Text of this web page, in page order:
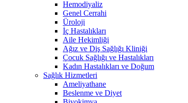
Hemodiyaliz
Genel Cerrahi
Üroloji
İç Hastalıkları
Aile Hekimliği
Ağız ve Diş Sağlığı Kliniği
Çocuk Sağlığı ve Hastalıkları
Kadın Hastalıkları ve Doğum
Sağlık Hizmetleri
Ameliyathane
Beslenme ve Diyet